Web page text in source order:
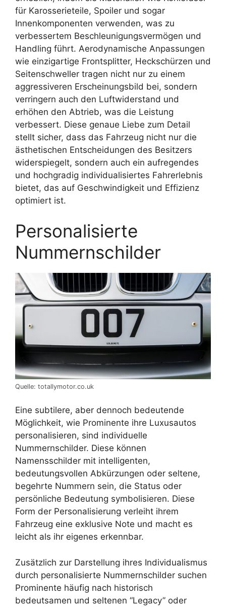
für Karosserieteile, Spoiler und sogar
Innenkomponenten verwenden, was zu
verbessertem Beschleunigungsvermögen und
Handling führt. Aerodynamische Anpassungen
wie einzigartige Frontsplitter, Heckschürzen und
Seitenschweller tragen nicht nur zu einem
aggressiveren Erscheinungsbild bei, sondern
verringern auch den Luftwiderstand und
erhöhen den Abtrieb, was die Leistung
verbessert. Diese genaue Liebe zum Detail
stellt sicher, dass das Fahrzeug nicht nur die
ästhetischen Entscheidungen des Besitzers
widerspiegelt, sondern auch ein aufregendes
und hochgradig individualisiertes Fahrerlebnis
bietet, das auf Geschwindigkeit und Effizienz
optimiert ist.
Personalisierte
Nummernschilder
Quelle: totallymotor.co.uk
Eine subtilere, aber dennoch bedeutende
Möglichkeit, wie Prominente ihre Luxusautos
personalisieren, sind individuelle
Nummernschilder. Diese können
Namensschilder mit intelligenten,
bedeutungsvollen Abkürzungen oder seltene,
begehrte Nummern sein, die Status oder
persönliche Bedeutung symbolisieren. Diese
Form der Personalisierung verleiht ihrem
Fahrzeug eine exklusive Note und macht es
leicht als ihr eigenes erkennbar.
Zusätzlich zur Darstellung ihres Individualismus
durch personalisierte Nummernschilder suchen
Prominente häufig nach historisch
bedeutsamen und seltenen “Legacy” oder